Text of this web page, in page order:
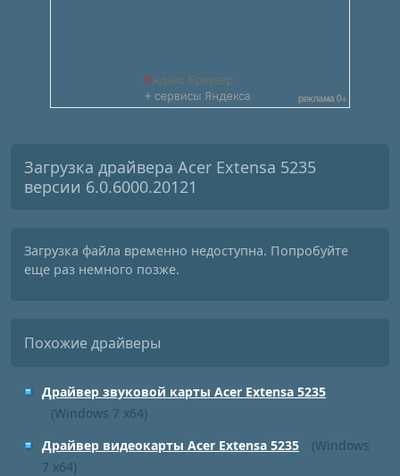
Загрузка драйвера Acer Extensa 5235
версии 6.0.6000.20121
Загрузка файла временно недоступна. Попробуйте
еще раз немного позже.
Похожие драйверы
Драйвер звуковой карты Acer Extensa 5235
(Windows 7 x64)
Драйвер видеокарты Acer Extensa 5235
(Windows
7 x64)